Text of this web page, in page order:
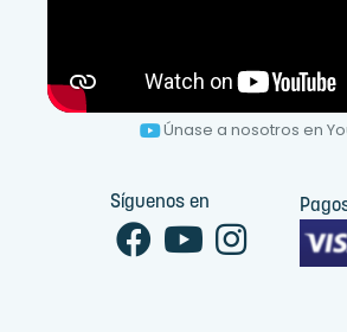
Únase a nosotros en
Síguenos en